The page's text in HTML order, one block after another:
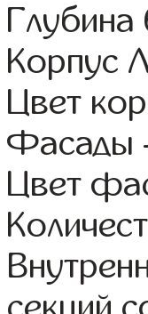
Глубина
Корпус
Цвет
Фасады
Цвет